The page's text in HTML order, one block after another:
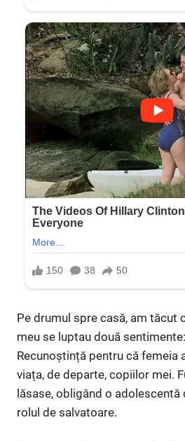
Pe drumul spre casă, am tăcut
meu se luptau două
Recunoștință pentru că femeia
viața, de departe, copiilor mei.
lăsase, obligând o adolescentă
rolul de salvatoare.